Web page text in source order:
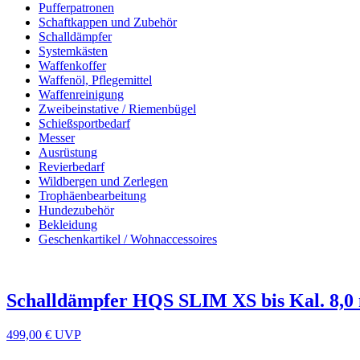
Pufferpatronen
Schaftkappen und Zubehör
Schalldämpfer
Systemkästen
Waffenkoffer
Waffenöl, Pflegemittel
Waffenreinigung
Zweibeinstative / Riemenbügel
Schießsportbedarf
Messer
Ausrüstung
Revierbedarf
Wildbergen und Zerlegen
Trophäenbearbeitung
Hundezubehör
Bekleidung
Geschenkartikel / Wohnaccessoires
Schalldämpfer HQS SLIM XS bis Kal. 8,0
499,00 € UVP